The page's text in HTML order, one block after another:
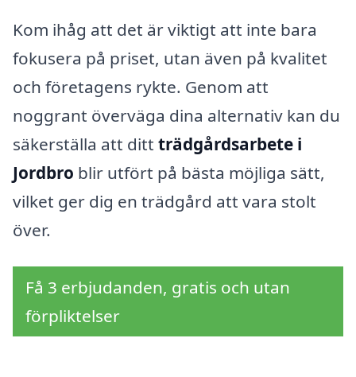
Kom ihåg att det är viktigt att inte bara
fokusera på priset, utan även på kvalitet
och företagens rykte. Genom att
noggrant överväga dina alternativ kan du
säkerställa att ditt trädgårdsarbete i
Jordbro blir utfört på bästa möjliga sätt,
vilket ger dig en trädgård att vara stolt
över.
Få 3 erbjudanden, gratis och utan
förpliktelser